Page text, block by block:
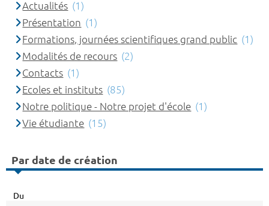
Actualités (1)
Présentation (1)
Formations, journées scientifiques grand public (1)
Modalités de recours (2)
Contacts (1)
Ecoles et instituts (85)
Notre politique - Notre projet d'école (1)
Vie étudiante (15)
Par date de création
Du